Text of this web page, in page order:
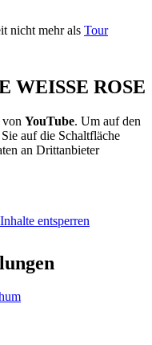
nicht mehr als Tour
WEISSE ROSE
von YouTube. Um auf den
auf die Schaltfläche
an Drittanbieter
entsperren